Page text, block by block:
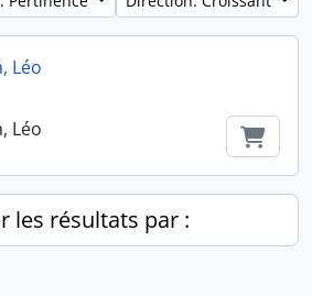
Léo
Léo
les résultats par :